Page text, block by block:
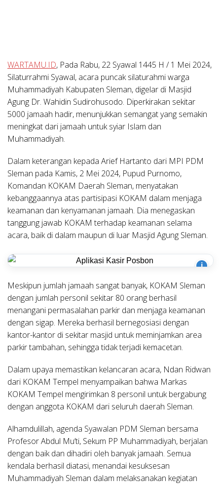
WARTAMU.ID, Pada Rabu, 22 Syawal 1445 H / 1 Mei 2024,
Silaturrahmi Syawal, acara puncak silaturahmi warga
Muhammadiyah Kabupaten Sleman, digelar di Masjid
Agung Dr. Wahidin Sudirohusodo. Diperkirakan sekitar
5000 jamaah hadir, menunjukkan semangat yang semakin
meningkat dari jamaah untuk syiar Islam dan
Muhammadiyah.
Dalam keterangan kepada Arief Hartanto dari MPI PDM
Sleman pada Kamis, 2 Mei 2024, Pupud Purnomo,
Komandan KOKAM Daerah Sleman, menyatakan
kebanggaannya atas partisipasi KOKAM dalam menjaga
keamanan dan kenyamanan jamaah. Dia menegaskan
tanggung jawab KOKAM terhadap keamanan selama
acara, baik di dalam maupun di luar Masjid Agung Sleman.
i
Meskipun jumlah jamaah sangat banyak, KOKAM Sleman
dengan jumlah personil sekitar 80 orang berhasil
menangani permasalahan parkir dan menjaga keamanan
dengan sigap. Mereka berhasil bernegosiasi dengan
kantor-kantor di sekitar masjid untuk meminjamkan area
parkir tambahan, sehingga tidak terjadi kemacetan.
Dalam upaya memastikan kelancaran acara, Ndan Ridwan
dari KOKAM Tempel menyampaikan bahwa Markas
KOKAM Tempel mengirimkan 8 personil untuk bergabung
dengan anggota KOKAM dari seluruh daerah Sleman.
Alhamdulillah, agenda Syawalan PDM Sleman bersama
Profesor Abdul Mu’ti, Sekum PP Muhammadiyah, berjalan
dengan baik dan dihadiri oleh banyak jamaah. Semua
kendala berhasil diatasi, menandai kesuksesan
Muhammadiyah Sleman dalam melaksanakan kegiatan